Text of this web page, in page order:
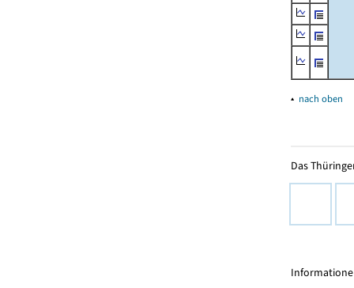
▴ nach oben
Das